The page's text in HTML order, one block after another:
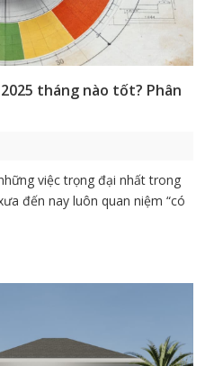
tháng nào tốt? Phân
việc trọng đại nhất trong
đến nay luôn quan niệm “có